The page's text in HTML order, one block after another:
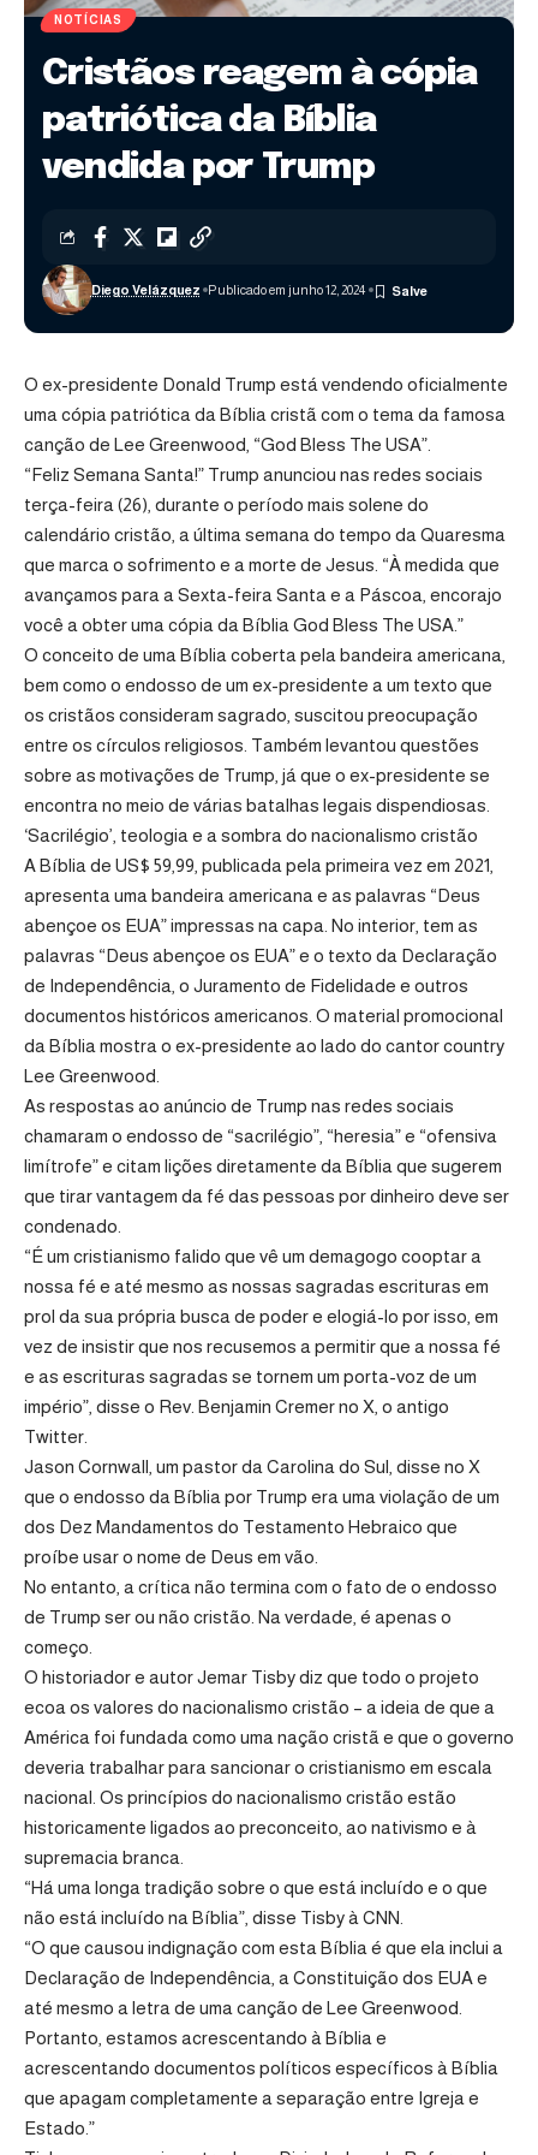
NOTÍCIAS
Cristãos reagem à cópia
patriótica da Bíblia
vendida por Trump
Diego Velázquez Publicado em junho 12, 2024
O ex-presidente Donald Trump está vendendo oficialmente
uma cópia patriótica da Bíblia cristã com o tema da famosa
canção de Lee Greenwood, “God Bless The USA”.
“Feliz Semana Santa!” Trump anunciou nas redes sociais
terça-feira (26), durante o período mais solene do
calendário cristão, a última semana do tempo da Quaresma
que marca o sofrimento e a morte de Jesus. “À medida que
avançamos para a Sexta-feira Santa e a Páscoa, encorajo
você a obter uma cópia da Bíblia God Bless The USA.”
O conceito de uma Bíblia coberta pela bandeira americana,
bem como o endosso de um ex-presidente a um texto que
os cristãos consideram sagrado, suscitou preocupação
entre os círculos religiosos. Também levantou questões
sobre as motivações de Trump, já que o ex-presidente se
encontra no meio de várias batalhas legais dispendiosas.
‘Sacrilégio’, teologia e a sombra do nacionalismo cristão
A Bíblia de US$ 59,99, publicada pela primeira vez em 2021,
apresenta uma bandeira americana e as palavras “Deus
abençoe os EUA” impressas na capa. No interior, tem as
palavras “Deus abençoe os EUA” e o texto da Declaração
de Independência, o Juramento de Fidelidade e outros
documentos históricos americanos. O material promocional
da Bíblia mostra o ex-presidente ao lado do cantor country
Lee Greenwood.
As respostas ao anúncio de Trump nas redes sociais
chamaram o endosso de “sacrilégio”, “heresia” e “ofensiva
limítrofe” e citam lições diretamente da Bíblia que sugerem
que tirar vantagem da fé das pessoas por dinheiro deve ser
condenado.
“É um cristianismo falido que vê um demagogo cooptar a
nossa fé e até mesmo as nossas sagradas escrituras em
prol da sua própria busca de poder e elogiá-lo por isso, em
vez de insistir que nos recusemos a permitir que a nossa fé
e as escrituras sagradas se tornem um porta-voz de um
império”, disse o Rev. Benjamin Cremer no X, o antigo
Twitter.
Jason Cornwall, um pastor da Carolina do Sul, disse no X
que o endosso da Bíblia por Trump era uma violação de um
dos Dez Mandamentos do Testamento Hebraico que
proíbe usar o nome de Deus em vão.
No entanto, a crítica não termina com o fato de o endosso
de Trump ser ou não cristão. Na verdade, é apenas o
começo.
O historiador e autor Jemar Tisby diz que todo o projeto
ecoa os valores do nacionalismo cristão – a ideia de que a
América foi fundada como uma nação cristã e que o governo
deveria trabalhar para sancionar o cristianismo em escala
nacional. Os princípios do nacionalismo cristão estão
historicamente ligados ao preconceito, ao nativismo e à
supremacia branca.
“Há uma longa tradição sobre o que está incluído e o que
não está incluído na Bíblia”, disse Tisby à CNN.
“O que causou indignação com esta Bíblia é que ela inclui a
Declaração de Independência, a Constituição dos EUA e
até mesmo a letra de uma canção de Lee Greenwood.
Portanto, estamos acrescentando à Bíblia e
acrescentando documentos políticos específicos à Bíblia
que apagam completamente a separação entre Igreja e
Estado.”